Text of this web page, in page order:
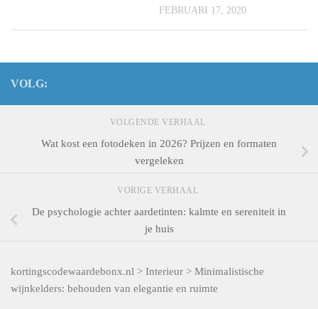
FEBRUARI 17, 2020
VOLG:
VOLGENDE VERHAAL
Wat kost een fotodeken in 2026? Prijzen en formaten
vergeleken
VORIGE VERHAAL
De psychologie achter aardetinten: kalmte en sereniteit in
je huis
kortingscodewaardebonx.nl > Interieur > Minimalistische
wijnkelders: behouden van elegantie en ruimte